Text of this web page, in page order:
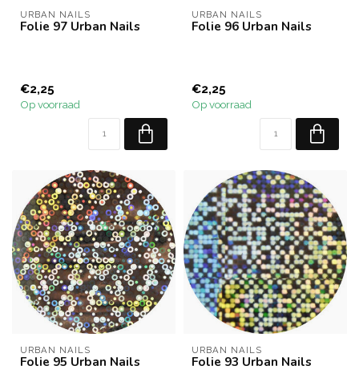
URBAN NAILS
Folie 97 Urban Nails
€2,25
Op voorraad
URBAN NAILS
Folie 96 Urban Nails
€2,25
Op voorraad
URBAN NAILS
Folie 95 Urban Nails
URBAN NAILS
Folie 93 Urban Nails